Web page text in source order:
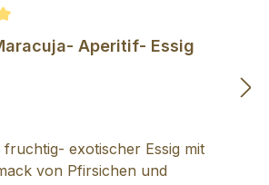
Bewertung von 5 von 5 Sternen
Aperitif- Essig
fruchtig- exotischer Essig mit
von Pfirsichen und